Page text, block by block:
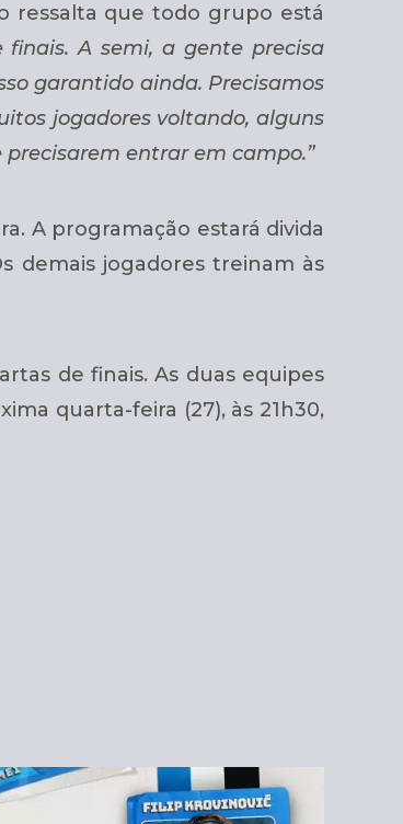
ressalta que todo grupo está
A semi, a gente precisa
garantido ainda. Precisamos
jogadores voltando, alguns
entrar em campo.”
A programação estará divida
demais jogadores treinam às
de finais. As duas equipes
quarta-feira (27), às 21h30,